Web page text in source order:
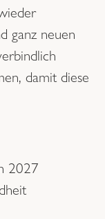
ganz neuen
damit diese